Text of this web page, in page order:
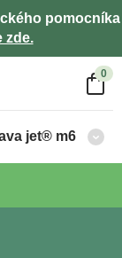
pomocníka
zde.
0
jet® m6